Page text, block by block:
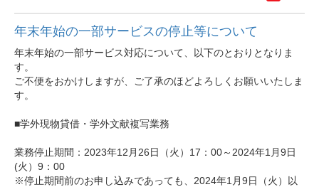
年末年始の一部サービスの停止等について
年末年始の一部サービス対応について、以下のとおりとなりま
す。
ご不便をおかけしますが、ご了承のほどよろしくお願いいたしま
す。
■学外現物貸借・学外文献複写業務
業務停止期間：2023年12月26日（火）17：00～2024年1月9日
(火）9：00
※停止期間前のお申し込みであっても、2024年1月9日（火）以